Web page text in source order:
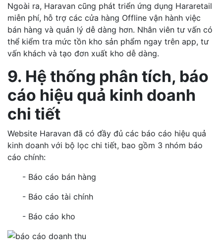
Ngoài ra, Haravan cũng phát triển ứng dụng Hararetail
miễn phí, hỗ trợ các cửa hàng Offline vận hành việc
bán hàng và quản lý dễ dàng hơn. Nhân viên tư vấn có
thể kiểm tra mức tồn kho sản phẩm ngay trên app, tư
vấn khách và tạo đơn xuất kho dễ dàng.
9. Hệ thống phân tích, báo
cáo hiệu quả kinh doanh
chi tiết
Website Haravan đã có đầy đủ các báo cáo hiệu quả
kinh doanh với bộ lọc chi tiết, bao gồm 3 nhóm báo
cáo chính:
- Báo cáo bán hàng
- Báo cáo tài chính
- Báo cáo kho